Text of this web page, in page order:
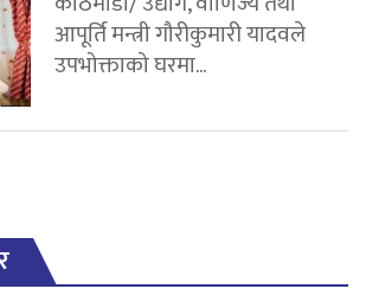
आपूर्ति मन्त्री गौरीकुमारी यादवले
उपभोक्ताको घरमा...